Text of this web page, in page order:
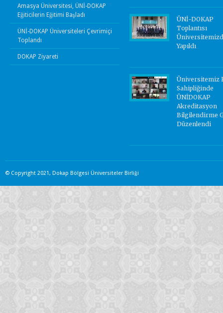
Amasya Üniversitesi, ÜNİ-DOKAP
Eğiticilerin Eğitimi Başladı
ÜNİ-DOKAP Üniversiteleri Çevrimiçi
Toplandı
DOKAP Ziyareti
ÜNİ-DOKAP
Toplantısı
Yapıldı
Üniversitemiz
Sahipliğinde
ÜNİDOKAP
Akreditasyon
Bilgilendirme
Düzenlendi
© Copyright 2021, Dokap Bölgesi Üniversiteler Birliği